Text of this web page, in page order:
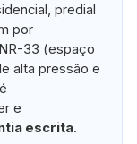
predial
por
33 (espaço
alta pressão e
e
escrita.